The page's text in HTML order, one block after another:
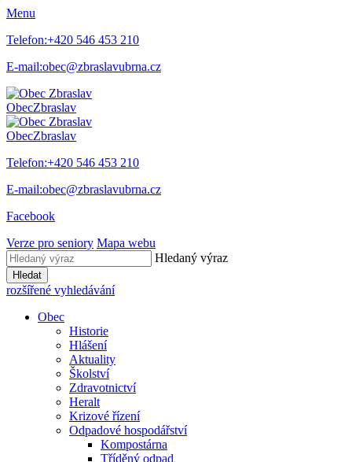
Menu
Telefon:+420 546 453 210
E-mail:obec@zbraslavubrna.cz
ObecZbraslav
ObecZbraslav
Telefon:+420 546 453 210
E-mail:obec@zbraslavubrna.cz
Facebook
Verze pro seniory Mapa webu
Hledaný výraz
Hledat
rozšířené vyhledávání
Obec
Historie
Hlášení
Aktuality
Školství
Zdravotnictví
Heralt
Krizové řízení
Odpadové hospodářství
Kompostárna
Tříděný odpad